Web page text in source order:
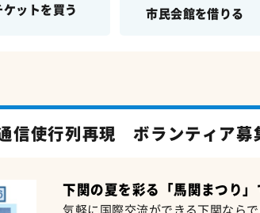
ケットを買う 市民会館を借りる
信使行列再現 ボランティア募
下関の夏を彩る「馬関まつり
気軽に国際交流ができる下関なら